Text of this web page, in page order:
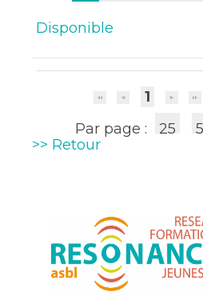
Disponible
1
Par page :
25
>> Retour